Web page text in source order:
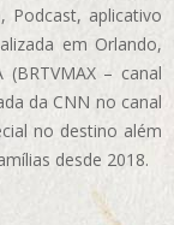
aplicativo
em Orlando,
– canal
da CNN no canal
no destino além
desde 2018.